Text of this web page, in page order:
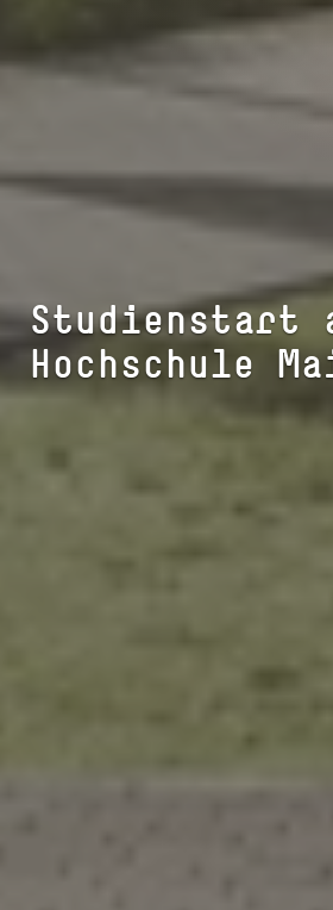
Studienstart
Hochschule